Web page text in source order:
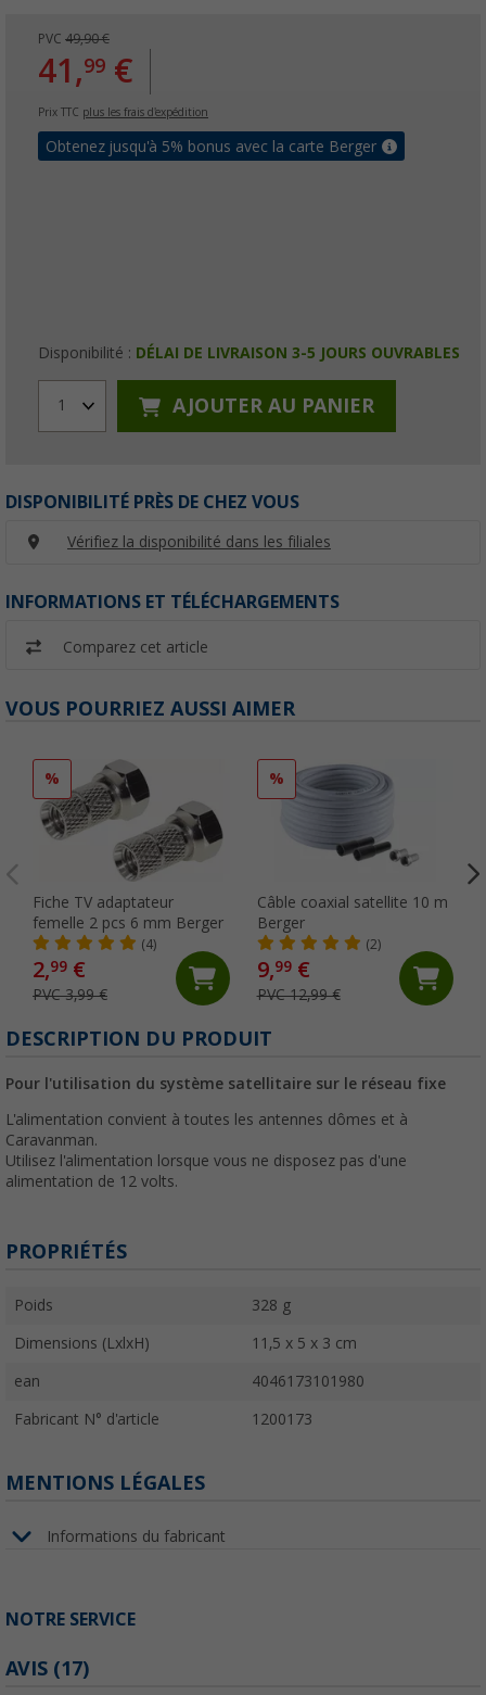
PVC 49,90 €
41,99 €
Prix TTC plus les frais d'expédition
Obtenez jusqu'à 5% bonus avec la carte Berger
Disponibilité : DÉLAI DE LIVRAISON 3-5 JOURS OUVRABLES
1 AJOUTER AU PANIER
DISPONIBILITÉ PRÈS DE CHEZ VOUS
Vérifiez la disponibilité dans les filiales
INFORMATIONS ET TÉLÉCHARGEMENTS
Comparez cet article
VOUS POURRIEZ AUSSI AIMER
%
Fiche TV adaptateur
femelle 2 pcs 6 mm Berger
(4)
2,99 €
PVC 3,99 €
%
Câble coaxial satellite 10 m
Berger
(2)
9,99€
PVC 12,99 €
DESCRIPTION DU PRODUIT
Pour l'utilisation du système satellitaire sur le réseau fixe
L'alimentation convient à toutes les antennes dômes et à
Caravanman.
Utilisez l'alimentation lorsque vous ne disposez pas d'une
alimentation de 12 volts.
PROPRIÉTÉS
Poids 328 g
Dimensions (LxlxH) 11,5 x 5 x 3 cm
ean 4046173101980
Fabricant N° d'article 1200173
MENTIONS LÉGALES
Informations du fabricant
NOTRE SERVICE
AVIS (17)